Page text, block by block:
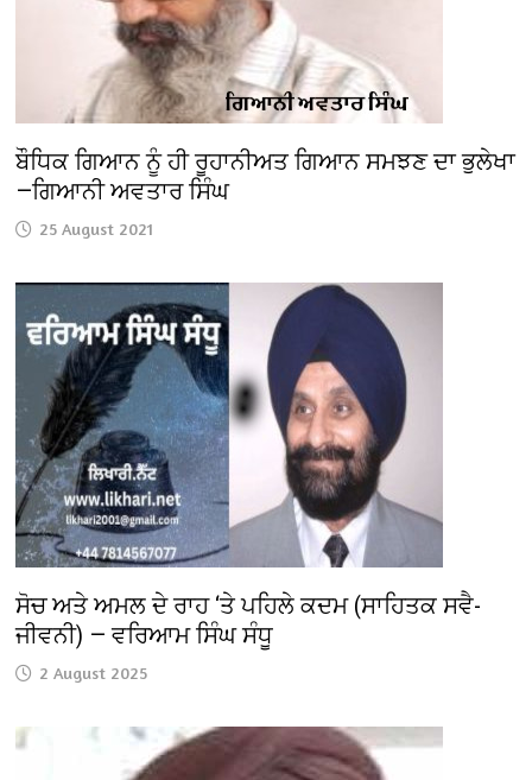
ਬੌਧਿਕ ਗਿਆਨ ਨੂੰ ਹੀ ਰੂਹਾਨੀਅਤ ਗਿਆਨ ਸਮਝਣ ਦਾ ਭੁਲੇਖਾ
—ਗਿਆਨੀ ਅਵਤਾਰ ਸਿੰਘ
25 August 2021
ਸੋਚ ਅਤੇ ਅਮਲ ਦੇ ਰਾਹ ‘ਤੇ ਪਹਿਲੇ ਕਦਮ (ਸਾਹਿਤਕ ਸਵੈ-
ਜੀਵਨੀ) — ਵਰਿਆਮ ਸਿੰਘ ਸੰਧੂ
2 August 2025